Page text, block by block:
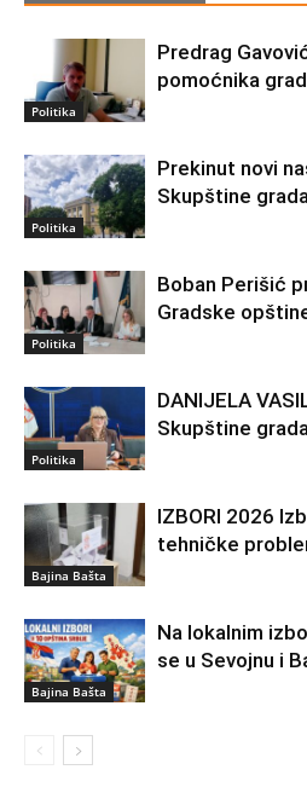
Politika
Predrag
pomoćnika
Politika
Prekinut novi
Skupštine
Politika
Boban Perišić
Gradske
Politika
DANIJELA
Skupštine
Bajina Bašta
IZBORI 2026
tehničke
Bajina Bašta
Na lokalnim
se u Sevojnu i